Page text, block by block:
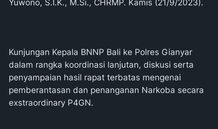
Yuwono, S.I.K., M.Si., CHRMP. Kamis (21/9/2023).
Kunjungan Kepala BNNP Bali ke Polres Gianyar
dalam rangka koordinasi lanjutan, diskusi serta
penyampaian hasil rapat terbatas mengenai
pemberantasan dan penanganan Narkoba secara
exstraordinary P4GN.